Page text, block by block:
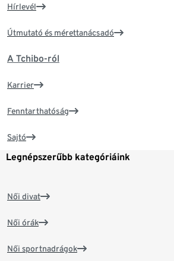
Hírlevél
Útmutató és mérettanácsadó
A Tchibo-ról
Karrier
Fenntarthatóság
Sajtó
Legnépszerűbb kategóriáink
Női divat
Női órák
Női sportnadrágok